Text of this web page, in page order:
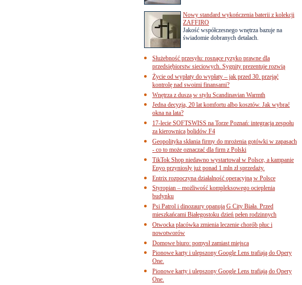
Nowy standard wykończenia baterii z kolekcji
ZAFFIRO
Jakość współczesnego wnętrza bazuje na
świadomie dobranych detalach.
Służebność przesyłu: rosnące ryzyko prawne dla
przedsiębiorstw sieciowych. Sygnity prezentuje rozwią
Życie od wypłaty do wypłaty – jak przed 30. przejąć
kontrolę nad swoimi finansami?
Wnętrza z duszą w stylu Scandinavian Warmth
Jedna decyzja, 20 lat komfortu albo kosztów. Jak wybrać
okna na lata?
17-lecie SOFTSWISS na Torze Poznań: integracja zespołu
za kierownicą bolidów F4
Geopolityka skłania firmy do mrożenia gotówki w zapasach
- co to może oznaczać dla firm z Polski
TikTok Shop niedawno wystartował w Polsce, a kampanie
Enyo przyniosły już ponad 1 mln zł sprzedaży.
Entrix rozpoczyna działalność operacyjną w Polsce
Styropian – możliwość kompleksowego ocieplenia
budynku
Psi Patrol i dinozaury opanują G City Biała. Przed
mieszkańcami Białegostoku dzień pełen rodzinnych
Otwocka placówka zmienia leczenie chorób płuc i
nowotworów
Domowe biuro: pomysł zamiast miejsca
Pionowe karty i ulepszony Google Lens trafiają do Opery
One.
Pionowe karty i ulepszony Google Lens trafiają do Opery
One.